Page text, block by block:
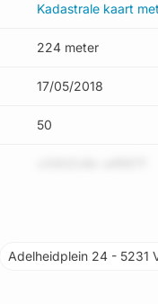
Kadastrale kaart
224 meter
17/05/2018
50
Adelheidplein 24 - 5231